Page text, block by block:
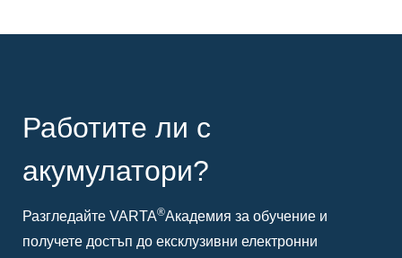
Работите ли с
акумулатори?
Разгледайте VARTA®Академия за обучение и
получете достъп до ексклузивни електронни